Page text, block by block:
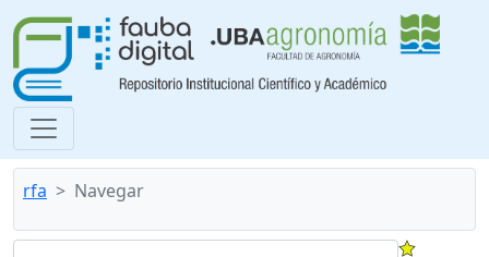
rfa Navegar